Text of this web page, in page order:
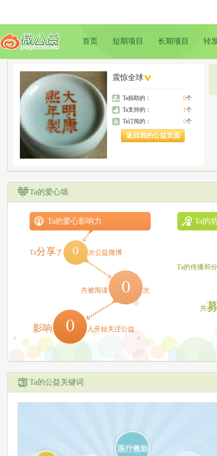
首页 短期项目 长期项目 转
震惊全球
0个
Ta捐助的：
1个
Ta支持的：
0个
Ta订阅的：
返回我的公益页面
Ta的爱心墙
Ta的爱心影响力
Ta分享了 0 次公益微博
共被阅读 0 次
影响 0 人开始关注公益
Ta的
Ta的传播和
共
Ta的公益关键词
医疗救助